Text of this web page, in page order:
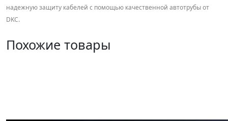
надежную защиту кабелей с помощью качественной автотрубы от
DKC.
Похожие товары